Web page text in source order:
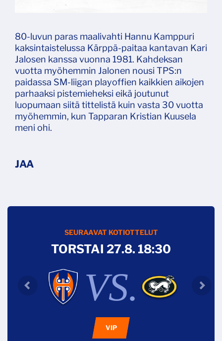
80-luvun paras maalivahti Hannu Kamppuri
kaksintaistelussa Kärppä-paitaa kantavan Kari
Jalosen kanssa vuonna 1981. Kahdeksan
vuotta myöhemmin Jalonen nousi TPS:n
paidassa SM-liigan playoffien kaikkien aikojen
parhaaksi pistemieheksi eikä joutunut
luopumaan siitä tittelistä kuin vasta 30 vuotta
myöhemmin, kun Tapparan Kristian Kuusela
meni ohi.
SEURAAVAT KOTIOTTELUT
TORSTAI 27.8. 18:30
VS.
VIP